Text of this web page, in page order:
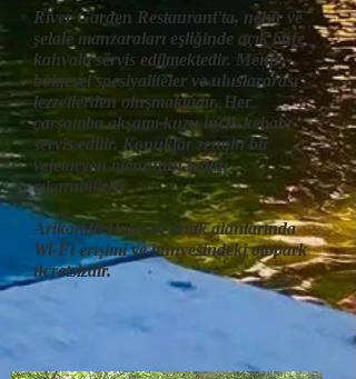
River Garden Restaurant'ta, nehir ve
şelale manzaraları eşliğinde açık büfe
kahvaltı servis edilmektedir. Menü
bölgesel spesiyaliteler ve uluslararası
lezzetlerden oluşmaktadır. Her
çarşamba akşamı kuzu incik kebabı
servis edilir. Konuklar zengin bir
vejetaryen menünün tadını
çıkarabilirler.
Arikanda Hotel'in ortak alanlarında
Wi-Fi erişimi ve bünyesindeki otopark
ücretsizdir.